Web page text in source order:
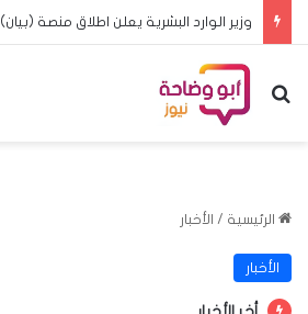
وزير الوارد البشرية يعلن اطلاق منصة (بيان)
بحث عن
الرئيسية / الأخبار
الأخبار